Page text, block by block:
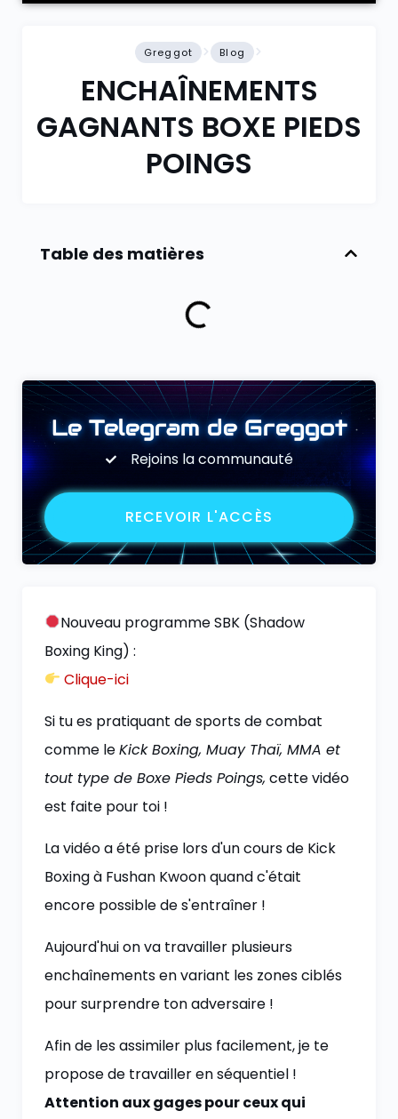
Greggot Blog
ENCHAÎNEMENTS
GAGNANTS BOXE PIEDS
POINGS
Nouveau programme SBK (Shadow
Boxing King) :
Clique-ici
Si tu es pratiquant de sports de combat
comme leKick Boxing, Muay Thaï, MMA et
tout type de Boxe Pieds Poings, cette vidéo
est faite pour toi !
La vidéo a été prise lors d'un cours de Kick
Boxing à Fushan Kwoon quand c'était
encore possible de s'entraîner !
Aujourd'hui on va travailler plusieurs
enchaînements en variant les zones ciblés
pour surprendre ton adversaire !
Afin de les assimiler plus facilement, je te
propose de travailler en séquentiel !
Attention aux gages pour ceux qui
Table des matières
Le Telegram de Greggot
Rejoins la communauté
RECEVOIR L'ACCÈS